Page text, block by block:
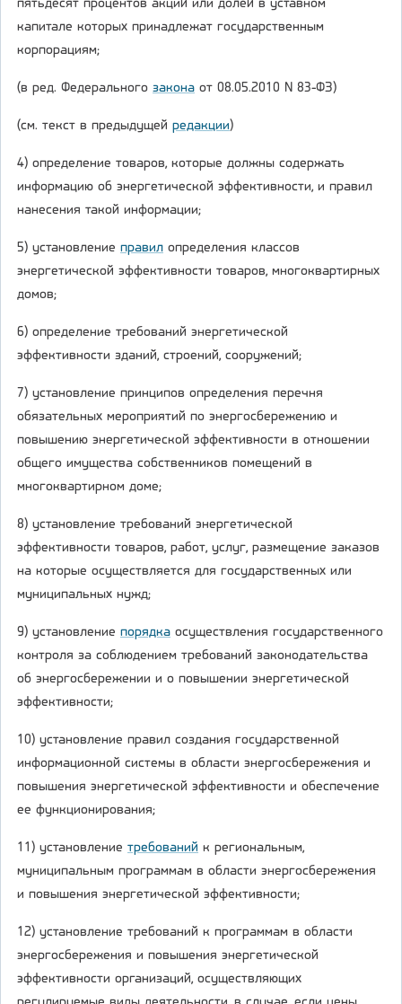
пятьдесят процентов акций или долей в уставном
капитале которых принадлежат государственным
корпорациям;
(в ред. Федерального закона от 08.05.2010 N 83-ФЗ)
(см. текст в предыдущей редакции)
4) определение товаров, которые должны содержать
информацию об энергетической эффективности, и правил
нанесения такой информации;
5) установление правил определения классов
энергетической эффективности товаров, многоквартирных
домов;
6) определение требований энергетической
эффективности зданий, строений, сооружений;
7) установление принципов определения перечня
обязательных мероприятий по энергосбережению и
повышению энергетической эффективности в отношении
общего имущества собственников помещений в
многоквартирном доме;
8) установление требований энергетической
эффективности товаров, работ, услуг, размещение заказов
на которые осуществляется для государственных или
муниципальных нужд;
9) установление порядка осуществления государственного
контроля за соблюдением требований законодательства
об энергосбережении и о повышении энергетической
эффективности;
10) установление правил создания государственной
информационной системы в области энергосбережения и
повышения энергетической эффективности и обеспечение
ее функционирования;
11) установление требований к региональным,
муниципальным программам в области энергосбережения
и повышения энергетической эффективности;
12) установление требований к программам в области
энергосбережения и повышения энергетической
эффективности организаций, осуществляющих